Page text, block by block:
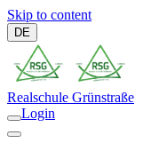
Skip to content
DE
Realschule Grünstraße
Login